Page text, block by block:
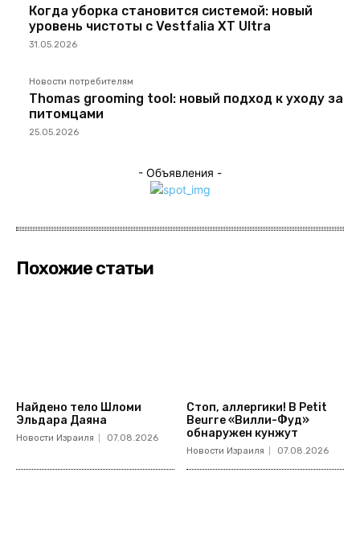
Когда уборка становится системой: новый
уровень чистоты с Vestfalia XT Ultra
31.05.2026
Новости потребителям
Thomas grooming tool: новый подход к уходу за
питомцами
25.05.2026
- Объявления -
Похожие статьи
Найдено тело Шломи
Эльдара Даяна
Новости Израиля 07.08.2026
Стоп, аллергики! В Petit
Beurre «Вилли-Фуд»
обнаружен кунжут
Новости Израиля 07.08.2026